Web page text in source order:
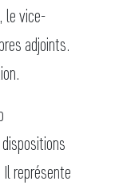
le vice-
adjoints.
représente